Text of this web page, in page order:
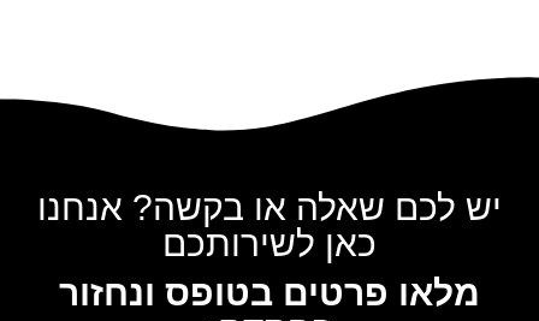
יש לכם שאלה או בקשה? אנחנו
כאן לשירותכם
מלאו פרטים בטופס ונחזור